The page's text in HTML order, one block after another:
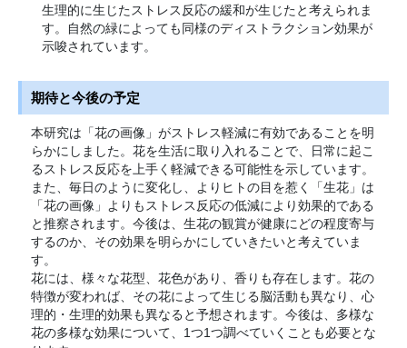
生理的に生じたストレス反応の緩和が生じたと考えられま
す。自然の緑によっても同様のディストラクション効果が
示唆されています。
期待と今後の予定
本研究は「花の画像」がストレス軽減に有効であることを明
らかにしました。花を生活に取り入れることで、日常に起こ
るストレス反応を上手く軽減できる可能性を示しています。
また、毎日のように変化し、よりヒトの目を惹く「生花」は
「花の画像」よりもストレス反応の低減により効果的である
と推察されます。今後は、生花の観賞が健康にどの程度寄与
するのか、その効果を明らかにしていきたいと考えていま
す。
花には、様々な花型、花色があり、香りも存在します。花の
特徴が変われば、その花によって生じる脳活動も異なり、心
理的・生理的効果も異なると予想されます。今後は、多様な
花の多様な効果について、1つ1つ調べていくことも必要とな